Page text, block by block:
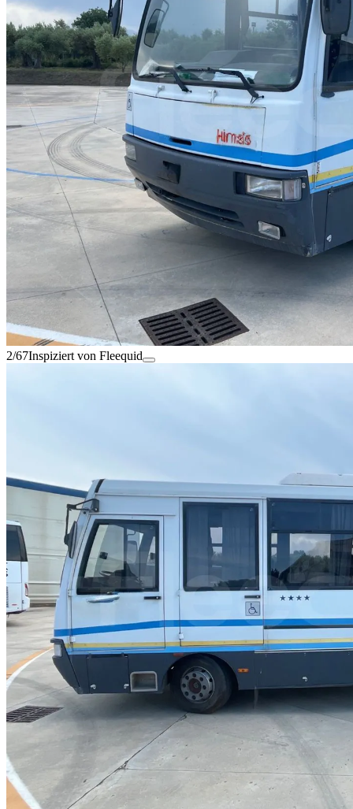
2/67Inspiziert von Fleequid